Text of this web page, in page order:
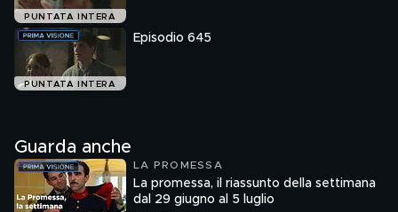
propria volontà. Ci riuscirà?
PUNTATA INTERA
PUNTATA INTERA
Episodio 645
Guarda anche
LA PROMESSA
La promessa, il riassunto della settimana
dal 29 giugno al 5 luglio